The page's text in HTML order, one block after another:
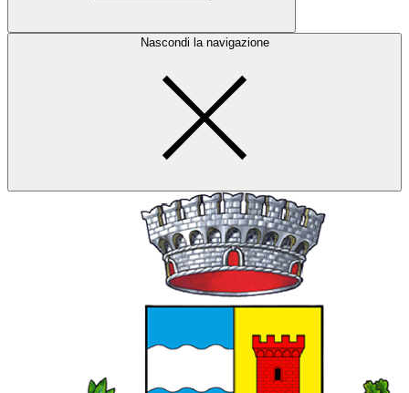
Nascondi la navigazione